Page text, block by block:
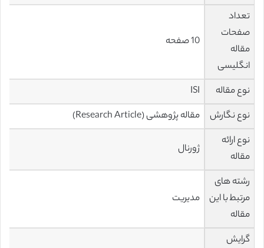
تعداد
صفحات
مقاله
انگلیسی
10 صفحه
نوع مقاله
ISI
نوع نگارش
مقاله پژوهشی (Research Article)
نوع ارائه
مقاله
ژورنال
رشته های
مرتبط با این
مقاله
مدیریت
گرایش